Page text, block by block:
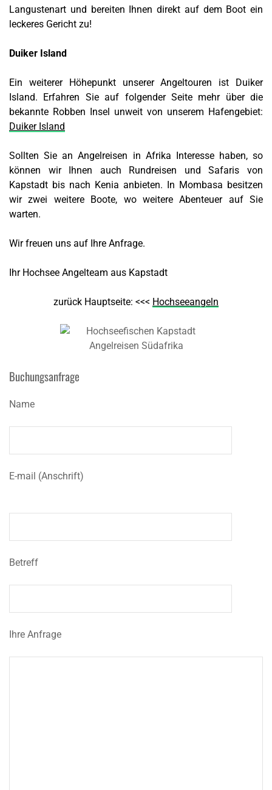
Langustenart und bereiten Ihnen direkt auf dem Boot ein
leckeres Gericht zu!
Duiker Island
Ein weiterer Höhepunkt unserer Angeltouren ist Duiker
Island. Erfahren Sie auf folgender Seite mehr über die
bekannte Robben Insel unweit von unserem Hafengebiet:
Duiker Island
Sollten Sie an Angelreisen in Afrika Interesse haben, so
können wir Ihnen auch Rundreisen und Safaris von
Kapstadt bis nach Kenia anbieten. In Mombasa besitzen
wir zwei weitere Boote, wo weitere Abenteuer auf Sie
warten.
Wir freuen uns auf Ihre Anfrage.
Ihr Hochsee Angelteam aus Kapstadt
zurück Hauptseite: <<< Hochseeangeln
Buchungsanfrage
Name
E-mail (Anschrift)
Betreff
Ihre Anfrage